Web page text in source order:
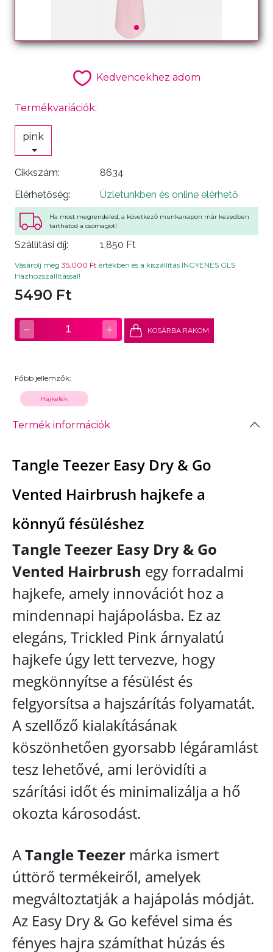
Kedvencekhez adom
Termékvariációk:
pink
Cikkszám:
8634
Elérhetőség:
Üzletünkben és online elérhető
Ha most megrendeled, a következő munkanapon már kezedben
tarthatod a csomagot!
Szállítási díj: 1,850 Ft
Vásárolj még 35,000 Ft értékben és a kiszállítás INGYENES GLS
Házhozszállítással!
5490 Ft
− 1 + KOSÁRBA RAKOM
Főbb jellemzők:
Hajkefék
Termék információk
Tangle Teezer Easy Dry & Go
Vented Hairbrush hajkefe a
könnyű fésüléshez
Tangle Teezer Easy Dry & Go
Vented Hairbrush egy forradalmi
hajkefe, amely innovációt hoz a
mindennapi hajápolásba. Ez az
elegáns, Trickled Pink árnyalatú
hajkefe úgy lett tervezve, hogy
megkönnyítse a fésülést és
felgyorsítsa a hajszárítás folyamatát.
A szellőző kialakításának
köszönhetően gyorsabb légáramlást
tesz lehetővé, ami lerövidíti a
szárítási időt és minimalizálja a hő
okozta károsodást.
ATangle Teezer márka ismert
úttörő termékeiről, amelyek
megváltoztatják a hajápolás módját.
Az Easy Dry & Go kefével sima és
fényes hajra számíthat húzás és